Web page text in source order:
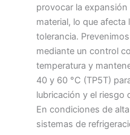
provocar la
material, lo que afecta
tolerancia.
mediante un control
temperatura y
40 y 60 °C (TP5T)
lubricación y el riesgo
En condiciones de
sistemas de